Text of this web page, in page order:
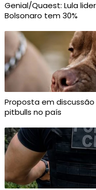
Genial/Quaest: Lula
Bolsonaro tem 30%
Proposta em
pitbulls no país